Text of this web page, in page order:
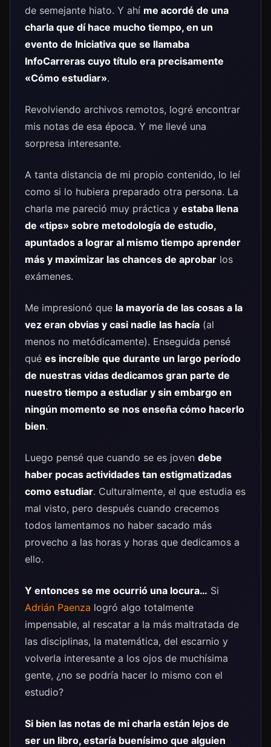
de semejante hiato. Y ahí me acordé de una
charla que dí hace mucho tiempo, en un
evento de Iniciativa que se llamaba
InfoCarreras cuyo título era precisamente
«Cómo estudiar».
Revolviendo archivos remotos, logré encontrar
mis notas de esa época. Y me llevé una
sorpresa interesante.
A tanta distancia de mi propio contenido, lo leí
como si lo hubiera preparado otra persona. La
charla me pareció muy práctica y estaba llena
de «tips» sobre metodología de estudio,
apuntados a lograr al mismo tiempo aprender
más y maximizar las chances de aprobar los
exámenes.
Me impresionó que la mayoría de las cosas a la
vez eran obvias y casi nadie las hacía (al
menos no metódicamente). Enseguida pensé
qué es increíble que durante un largo período
de nuestras vidas dedicamos gran parte de
nuestro tiempo a estudiar y sin embargo en
ningún momento se nos enseña cómo hacerlo
bien.
Luego pensé que cuando se es joven debe
haber pocas actividades tan estigmatizadas
como estudiar. Culturalmente, el que estudia es
mal visto, pero después cuando crecemos
todos lamentamos no haber sacado más
provecho a las horas y horas que dedicamos a
ello.
Y entonces se me ocurrió una locura… Si
Adrián Paenza logró algo totalmente
impensable, al rescatar a la más maltratada de
las disciplinas, la matemática, del escarnio y
volverla interesante a los ojos de muchísima
gente, ¿no se podría hacer lo mismo con el
estudio?
Si bien las notas de mi charla están lejos de
ser un libro, estaría buenísimo que alguien